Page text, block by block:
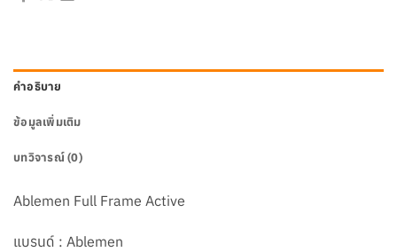
คำอธิบาย
ข้อมูลเพิ่มเติม
บทวิจารณ์ (0)
Ablemen Full Frame Active
แบรนด์ : Ablemen